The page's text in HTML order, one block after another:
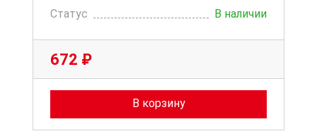
Статус В наличии
672 ₽
В корзину